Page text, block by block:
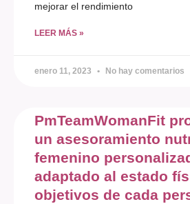
mejorar el rendimiento
LEER MÁS »
enero 11, 2023 No hay comentarios
PmTeamWomanFit
un asesoramiento
femenino
adaptado al estado
objetivos de cada